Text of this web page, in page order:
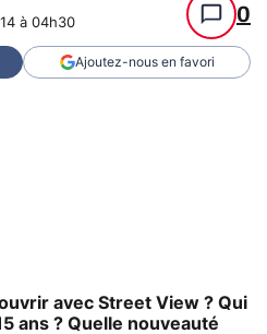
à 04h30 0
Ajoutez-nous en favori
avec Street View ? Qui
ans ? Quelle nouveauté